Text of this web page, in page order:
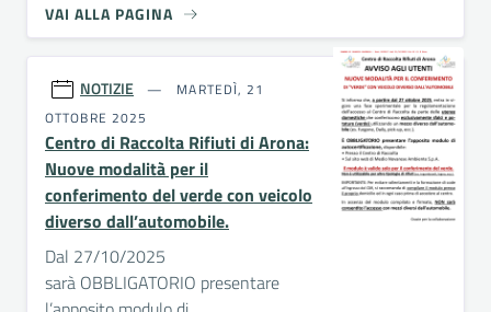
VAI ALLA PAGINA
NOTIZIE
MARTEDÌ, 21
OTTOBRE 2025
Centro di Raccolta Rifiuti di Arona:
Nuove modalità per il
conferimento del verde con veicolo
diverso dall’automobile.
Dal 27/10/2025
sarà OBBLIGATORIO presentare